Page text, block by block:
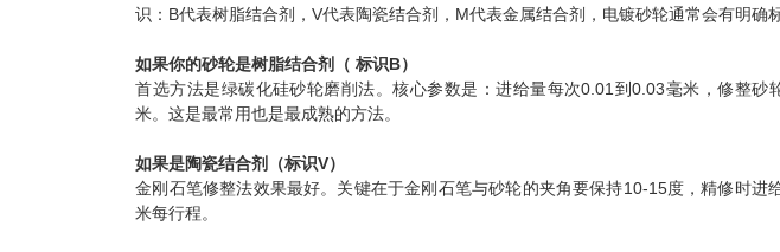
识：B代表树脂结合剂，V代表陶瓷结合剂，M代表金属结合剂，电镀砂轮通常会有明确标
如果你的砂轮是树脂结合剂（ 标识B）
首选方法是绿碳化硅砂轮磨削法。核心参数是：进给量每次0.01到0.03毫米，修整砂
米。这是最常用也是最成熟的方法。
如果是陶瓷结合剂（标识V）
金刚石笔修整法效果最好。关键在于金刚石笔与砂轮的夹角要保持10-15度，精修时进
米每行程。